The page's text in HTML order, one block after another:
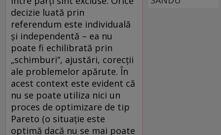
decizie luată prin
referendum este individuală
și independentă – ea nu
poate fi echilibrată prin
„schimburi“, ajustări, corecții
ale problemelor apărute. În
acest context este evident că
nu se poate utiliza nici un
proces de optimizare de tip
Pareto (o situație este
optimă dacă nu se mai poate